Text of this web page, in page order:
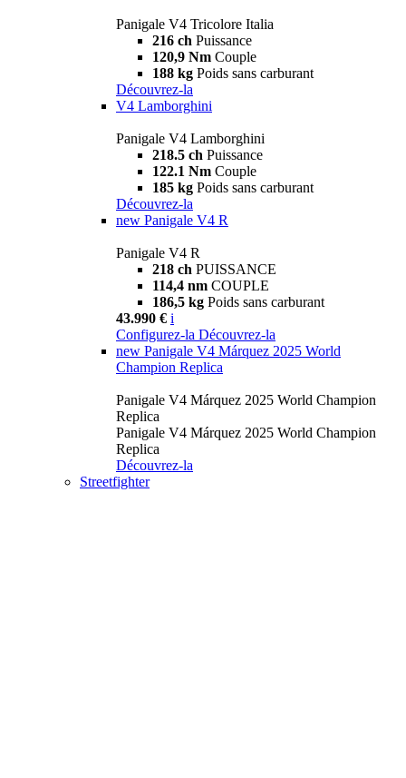
Panigale V4 Tricolore Italia
216 ch Puissance
120,9 Nm Couple
188 kg Poids sans carburant
Découvrez-la
V4 Lamborghini
Panigale V4 Lamborghini
218.5 ch Puissance
122.1 Nm Couple
185 kg Poids sans carburant
Découvrez-la
new Panigale V4 R
Panigale V4 R
218 ch PUISSANCE
114,4 nm COUPLE
186,5 kg Poids sans carburant
43.990 € i
Configurez-la Découvrez-la
new Panigale V4 Márquez 2025 World
Champion Replica
Panigale V4 Márquez 2025 World Champion
Replica
Panigale V4 Márquez 2025 World Champion
Replica
Découvrez-la
Streetfighter